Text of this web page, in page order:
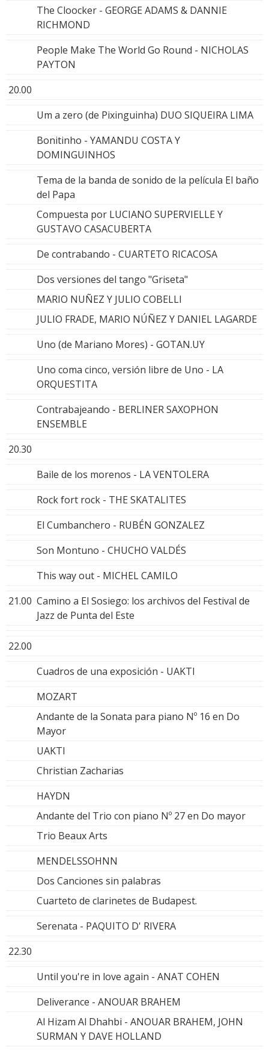
The Cloocker - GEORGE ADAMS & DANNIE
RICHMOND
People Make The World Go Round - NICHOLAS
PAYTON
20.00
Um a zero (de Pixinguinha) DUO SIQUEIRA LIMA
Bonitinho - YAMANDU COSTA Y
DOMINGUINHOS
Tema de la banda de sonido de la película El baño
del Papa
Compuesta por LUCIANO SUPERVIELLE Y
GUSTAVO CASACUBERTA
De contrabando - CUARTETO RICACOSA
Dos versiones del tango "Griseta"
MARIO NUÑEZ Y JULIO COBELLI
JULIO FRADE, MARIO NÚÑEZ Y DANIEL LAGARDE
Uno (de Mariano Mores) - GOTAN.UY
Uno coma cinco, versión libre de Uno - LA
ORQUESTITA
Contrabajeando - BERLINER SAXOPHON
ENSEMBLE
20.30
Baile de los morenos - LA VENTOLERA
Rock fort rock - THE SKATALITES
El Cumbanchero - RUBÉN GONZALEZ
Son Montuno - CHUCHO VALDÉS
This way out - MICHEL CAMILO
21.00 Camino a El Sosiego: los archivos del Festival de
Jazz de Punta del Este
22.00
Cuadros de una exposición - UAKTI
MOZART
Andante de la Sonata para piano Nº 16 en Do
Mayor
UAKTI
Christian Zacharias
HAYDN
Andante del Trio con piano Nº 27 en Do mayor
Trio Beaux Arts
MENDELSSOHNN
Dos Canciones sin palabras
Cuarteto de clarinetes de Budapest.
Serenata - PAQUITO D' RIVERA
22.30
Until you're in love again - ANAT COHEN
Deliverance - ANOUAR BRAHEM
Al Hizam Al Dhahbi - ANOUAR BRAHEM, JOHN
SURMAN Y DAVE HOLLAND